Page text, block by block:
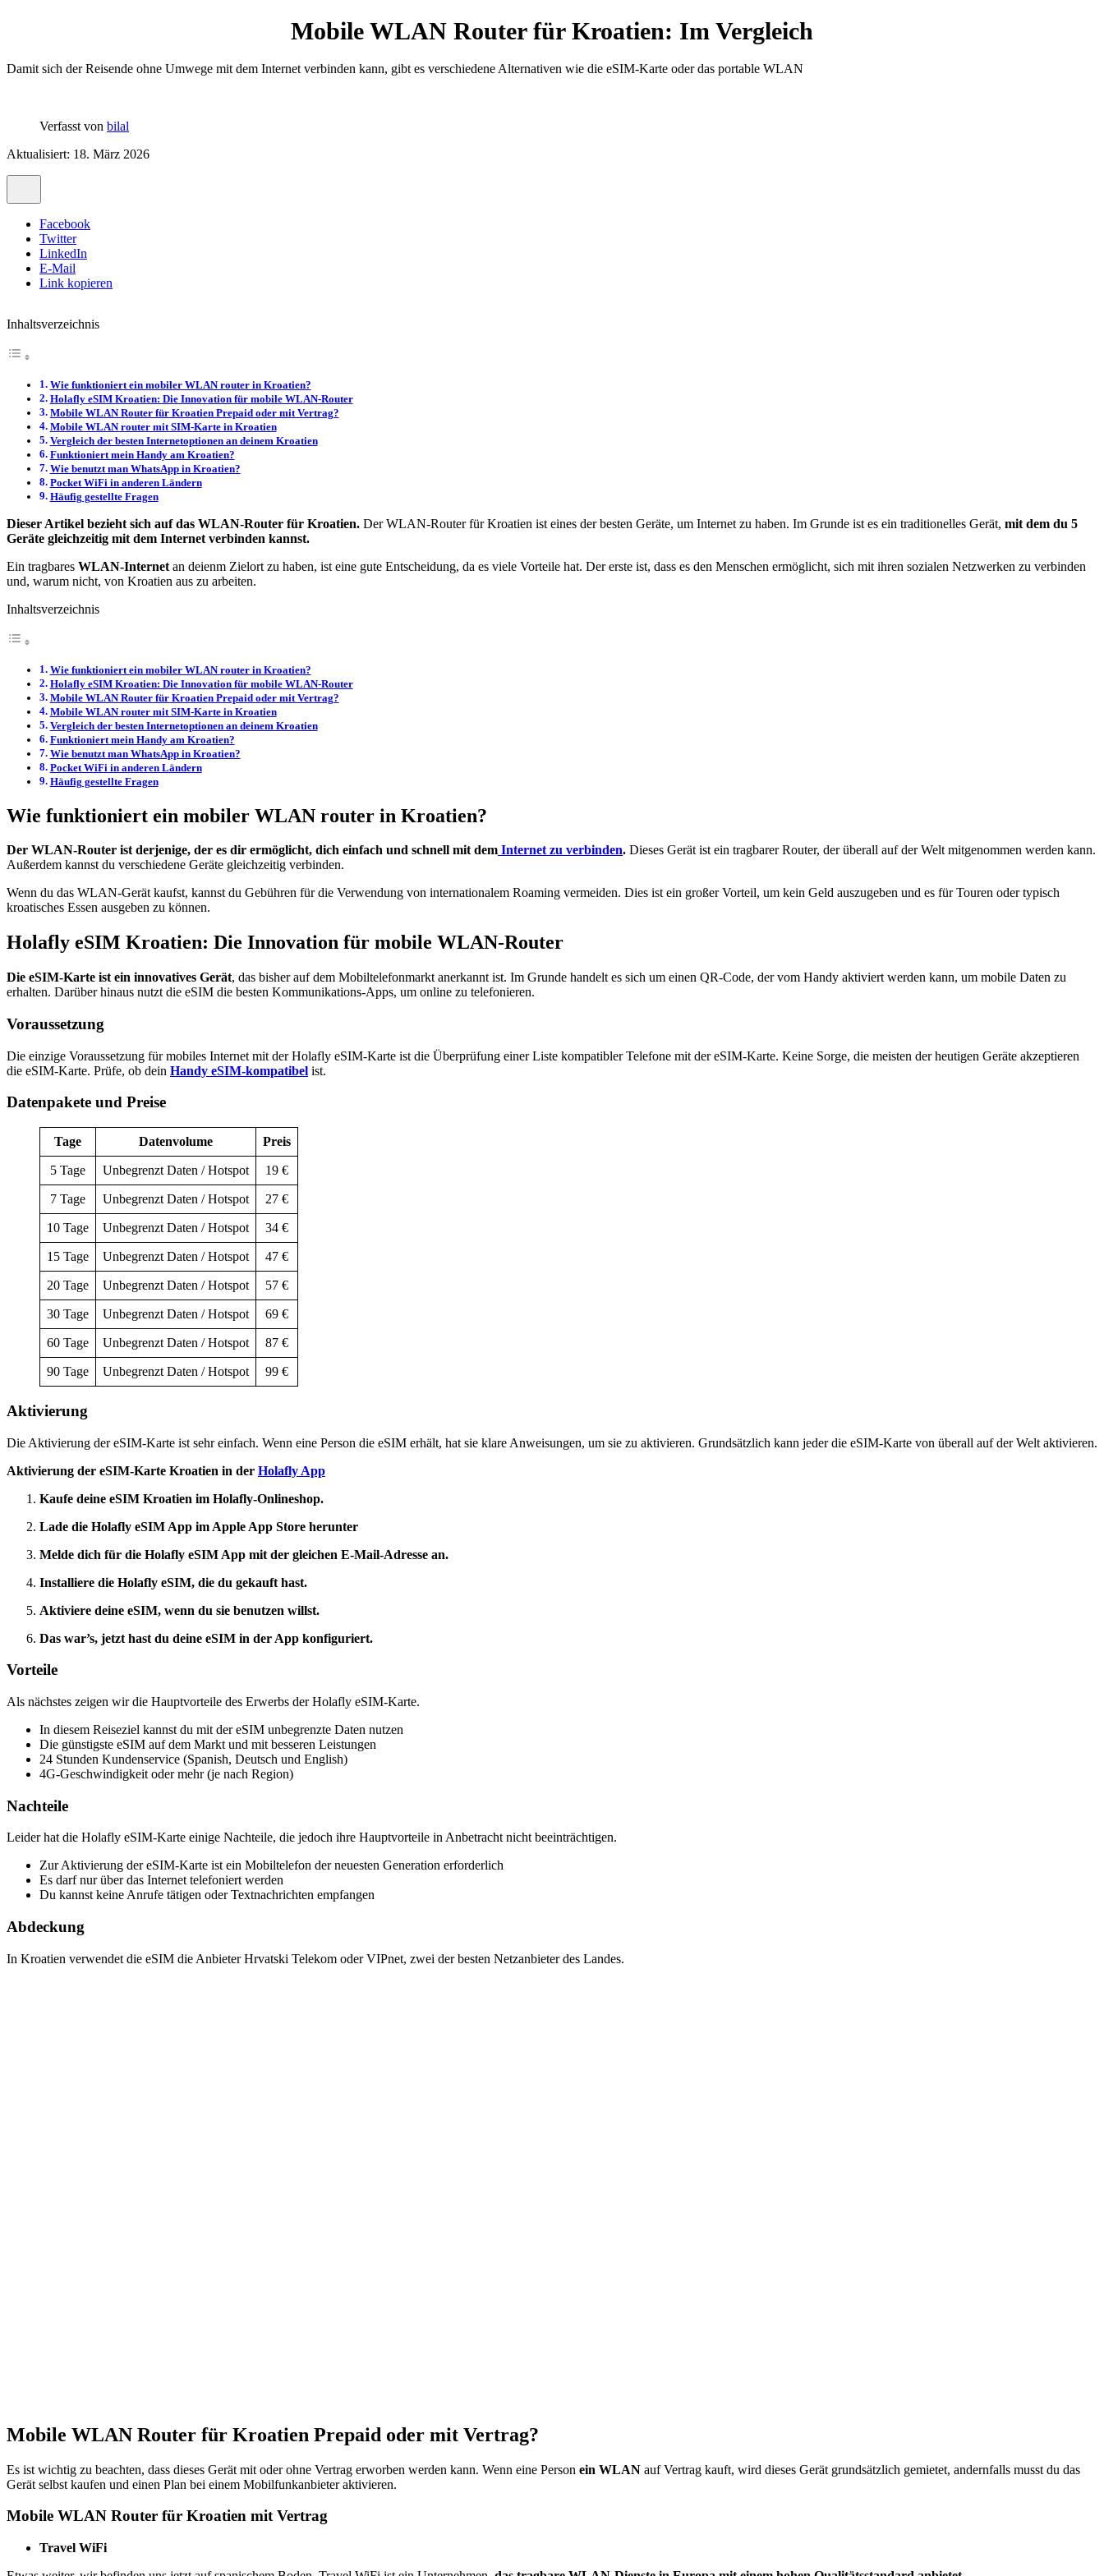
Mobile WLAN Router für Kroatien: Im Vergleich
Damit sich der Reisende ohne Umwege mit dem Internet verbinden kann, gibt es verschiedene Alternativen wie die eSIM-Karte oder das portable WLAN
Verfasst von bilal
Aktualisiert: 18. März 2026
Facebook
Twitter
LinkedIn
E-Mail
Link kopieren
Inhaltsverzeichnis
Wie funktioniert ein mobiler WLAN router in Kroatien?
Holafly eSIM Kroatien: Die Innovation für mobile WLAN-Router
Mobile WLAN Router für Kroatien Prepaid oder mit Vertrag?
Mobile WLAN router mit SIM-Karte in Kroatien
Vergleich der besten Internetoptionen an deinem Kroatien
Funktioniert mein Handy am Kroatien?
Wie benutzt man WhatsApp in Kroatien?
Pocket WiFi in anderen Ländern
Häufig gestellte Fragen
Dieser Artikel bezieht sich auf das WLAN-Router für Kroatien. Der WLAN-Router für Kroatien ist eines der besten Geräte, um Internet zu haben. Im Grunde ist es ein traditionelles Gerät, mit dem du 5
Geräte gleichzeitig mit dem Internet verbinden kannst.
Ein tragbares WLAN-Internet an deienm Zielort zu haben, ist eine gute Entscheidung, da es viele Vorteile hat. Der erste ist, dass es den Menschen ermöglicht, sich mit ihren sozialen Netzwerken zu verbinden
und, warum nicht, von Kroatien aus zu arbeiten.
Inhaltsverzeichnis
Wie funktioniert ein mobiler WLAN router in Kroatien?
Holafly eSIM Kroatien: Die Innovation für mobile WLAN-Router
Mobile WLAN Router für Kroatien Prepaid oder mit Vertrag?
Mobile WLAN router mit SIM-Karte in Kroatien
Vergleich der besten Internetoptionen an deinem Kroatien
Funktioniert mein Handy am Kroatien?
Wie benutzt man WhatsApp in Kroatien?
Pocket WiFi in anderen Ländern
Häufig gestellte Fragen
Wie funktioniert ein mobiler WLAN router in Kroatien?
Der WLAN-Router ist derjenige, der es dir ermöglicht, dich einfach und schnell mit dem Internet zu verbinden. Dieses Gerät ist ein tragbarer Router, der überall auf der Welt mitgenommen werden kann.
Außerdem kannst du verschiedene Geräte gleichzeitig verbinden.
Wenn du das WLAN-Gerät kaufst, kannst du Gebühren für die Verwendung von internationalem Roaming vermeiden. Dies ist ein großer Vorteil, um kein Geld auszugeben und es für Touren oder typisch
kroatisches Essen ausgeben zu können.
Holafly eSIM Kroatien: Die Innovation für mobile WLAN-Router
Die eSIM-Karte ist ein innovatives Gerät, das bisher auf dem Mobiltelefonmarkt anerkannt ist. Im Grunde handelt es sich um einen QR-Code, der vom Handy aktiviert werden kann, um mobile Daten zu
erhalten. Darüber hinaus nutzt die eSIM die besten Kommunikations-Apps, um online zu telefonieren.
Voraussetzung
Die einzige Voraussetzung für mobiles Internet mit der Holafly eSIM-Karte ist die Überprüfung einer Liste kompatibler Telefone mit der eSIM-Karte. Keine Sorge, die meisten der heutigen Geräte akzeptieren
die eSIM-Karte. Prüfe, ob dein Handy eSIM-kompatibel ist.
Datenpakete und Preise
Tage Datenvolume Preis
5 Tage Unbegrenzt Daten / Hotspot 19 €
7 Tage Unbegrenzt Daten / Hotspot 27 €
10 Tage Unbegrenzt Daten / Hotspot 34 €
15 Tage Unbegrenzt Daten / Hotspot 47 €
20 Tage Unbegrenzt Daten / Hotspot 57 €
30 Tage Unbegrenzt Daten / Hotspot 69 €
60 Tage Unbegrenzt Daten / Hotspot 87 €
90 Tage Unbegrenzt Daten / Hotspot 99 €
Aktivierung
Die Aktivierung der eSIM-Karte ist sehr einfach. Wenn eine Person die eSIM erhält, hat sie klare Anweisungen, um sie zu aktivieren. Grundsätzlich kann jeder die eSIM-Karte von überall auf der Welt aktivieren.
Aktivierung der eSIM-Karte Kroatien in der Holafly App
Kaufe deine eSIM Kroatien im Holafly-Onlineshop.
Lade die Holafly eSIM App im Apple App Store herunter
Melde dich für die Holafly eSIM App mit der gleichen E-Mail-Adresse an.
Installiere die Holafly eSIM, die du gekauft hast.
Aktiviere deine eSIM, wenn du sie benutzen willst.
Das war’s, jetzt hast du deine eSIM in der App konfiguriert.
Vorteile
Als nächstes zeigen wir die Hauptvorteile des Erwerbs der Holafly eSIM-Karte.
In diesem Reiseziel kannst du mit der eSIM unbegrenzte Daten nutzen
Die günstigste eSIM auf dem Markt und mit besseren Leistungen
24 Stunden Kundenservice (Spanish, Deutsch und English)
4G-Geschwindigkeit oder mehr (je nach Region)
Nachteile
Leider hat die Holafly eSIM-Karte einige Nachteile, die jedoch ihre Hauptvorteile in Anbetracht nicht beeinträchtigen.
Zur Aktivierung der eSIM-Karte ist ein Mobiltelefon der neuesten Generation erforderlich
Es darf nur über das Internet telefoniert werden
Du kannst keine Anrufe tätigen oder Textnachrichten empfangen
Abdeckung
In Kroatien verwendet die eSIM die Anbieter Hrvatski Telekom oder VIPnet, zwei der besten Netzanbieter des Landes.
Mobile WLAN Router für Kroatien Prepaid oder mit Vertrag?
Es ist wichtig zu beachten, dass dieses Gerät mit oder ohne Vertrag erworben werden kann. Wenn eine Person ein WLAN auf Vertrag kauft, wird dieses Gerät grundsätzlich gemietet, andernfalls musst du das
Gerät selbst kaufen und einen Plan bei einem Mobilfunkanbieter aktivieren.
Mobile WLAN Router für Kroatien mit Vertrag
Travel WiFi